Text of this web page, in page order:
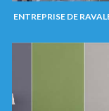
ENTREPRISE DE